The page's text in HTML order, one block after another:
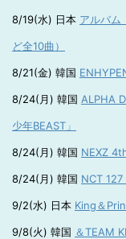
8/19(水) 日本 アルバム
ど全10曲）
8/21(金) 韓国
8/24(月) 韓国 ALPHA
少年BEAST」
8/24(月) 韓国 NEXZ
8/24(月) 韓国 NCT 127
9/2(水) 日本 King＆
9/8(火) 韓国 ＆TEAM